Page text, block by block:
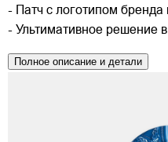
- Патч с логотипом
- Ультимативное решение
Полное описание и детали